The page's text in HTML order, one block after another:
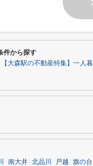
件から探す
【大森駅の不動産特集】一人
南大井 北品川 戸越 旗の台